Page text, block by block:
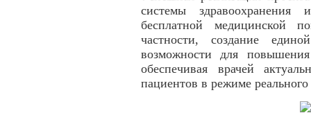
системы
бесплатной
частности, создание
возможности для
обеспечивая врачей
пациентов в режиме